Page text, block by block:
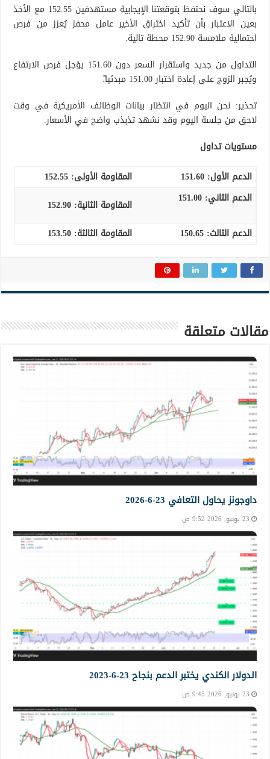
بالتالي سوف نحتفظ بتوقعتنا الإيجابية مستهدفين 152.55 مع الأخذ
بعين الاعتبار بأن تأكيد اختراق الأخير عامل محفز يُعزز من فرص
احتمالية ملامسة 152.90 محطة تالية.
التداول من جديد واستقرار السعر دون 151.60 يؤجل فرص الارتفاع
ويُجبر الزوج على إعادة اختبار 151.00 مبدئيا.ً
تحذير: نحن اليوم في انتظار بيانات الوظائف الأمريكية في وقت
لاحق من جلسة اليوم وقد نشهد تذبذب واضح في الأسعار.
مستويات تداول
الدعم الأول: 151.60 المقاومة الأولى: 152.55
الدعم الثاني: 151.00 المقاومة الثانية: 152.90
الدعم الثالث:
المقاومة الثالثة: 153.50
مقالات متعلقة
داوجونز يحاول التعافي 23-6-2026
23 يونيو, 2026 9:52 ص
الدولار الكندي يختبر الدعم بنجاح 23-6-2023
23 يونيو, 2026 9:45 ص